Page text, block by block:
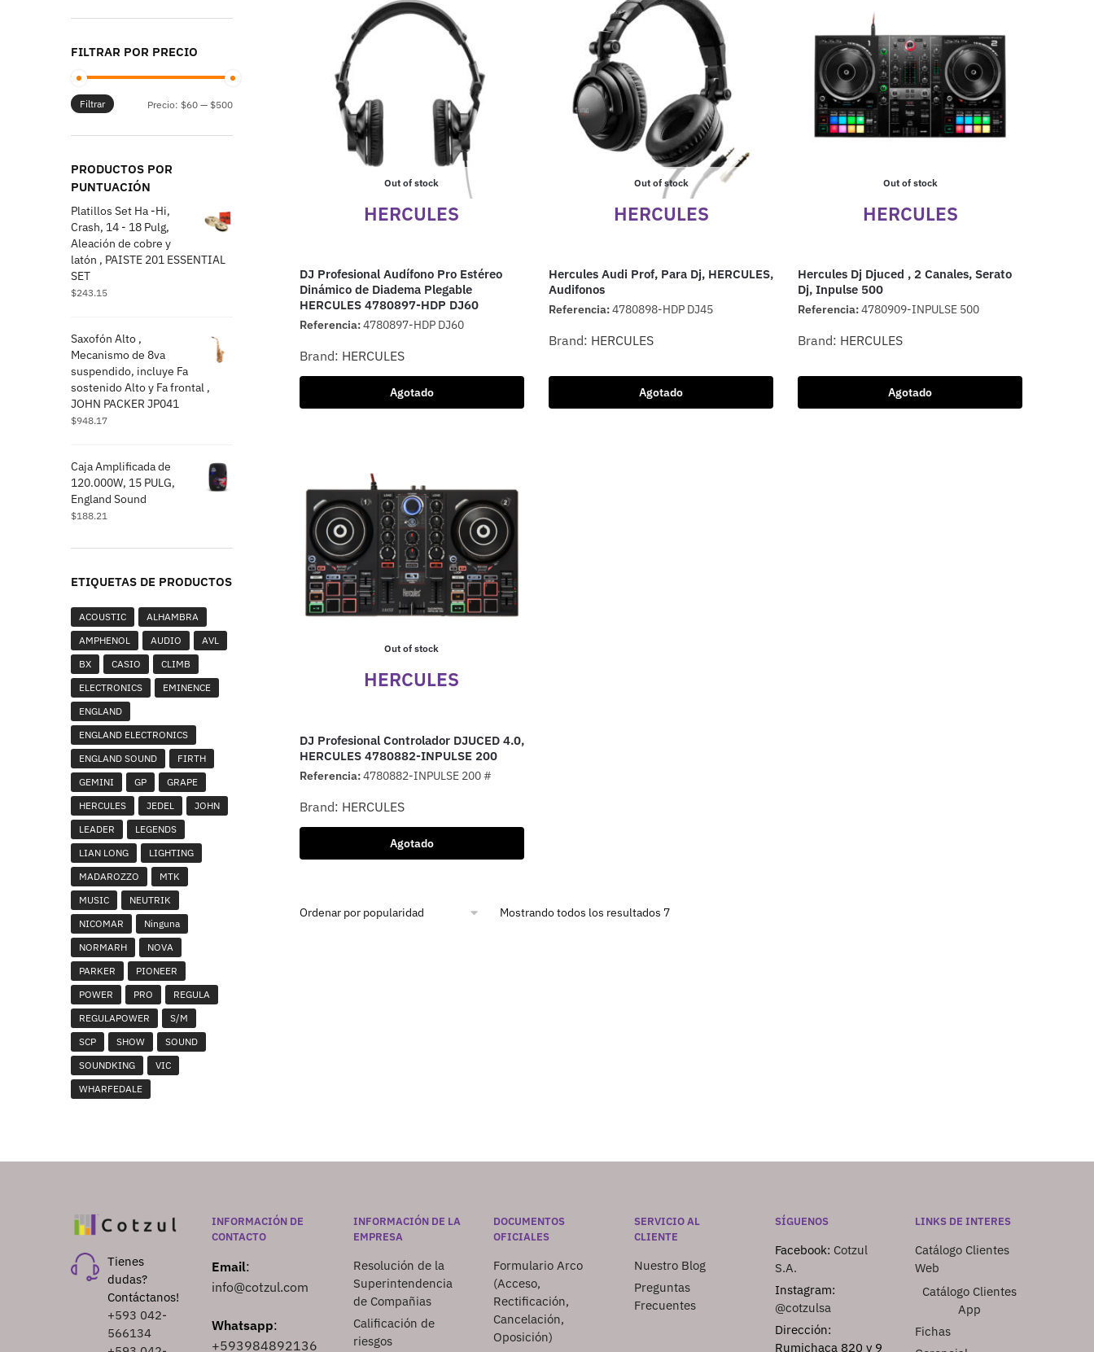
Out of stock
HERCULES
DJ Profesional Audífono Pro Estéreo
Dinámico de Diadema Plegable
HERCULES 4780897-HDP DJ60
Referencia:4780897-HDP DJ60
Brand: HERCULES
Agotado
Out of stock
HERCULES
Hercules Audi Prof, Para Dj, HERCULES,
Audifonos
Referencia:4780898-HDP DJ45
Brand: HERCULES
Agotado
Out of stock
HERCULES
Hercules Dj Djuced , 2 Canales, Serato
Dj, Inpulse 500
Referencia:4780909-INPULSE 500
Brand: HERCULES
Agotado
Out of stock
HERCULES
DJ Profesional Controlador DJUCED 4.0,
HERCULES 4780882-INPULSE 200
Referencia:4780882-INPULSE 200 #
Brand: HERCULES
Agotado
Mostrando todos los resultados 7
FILTRAR POR PRECIO
Filtrar Precio: $60— $500
PRODUCTOS POR
PUNTUACIÓN
Platillos Set Ha -Hi,
Crash, 14 - 18 Pulg,
Aleación de cobre y
latón , PAISTE 201 ESSENTIAL
SET
$243.15
Saxofón Alto ,
Mecanismo de 8va
suspendido, incluye Fa
sostenido Alto y Fa frontal ,
JOHN PACKER JP041
$948.17
Caja Amplificada de
120.000W, 15 PULG,
England Sound
$188.21
ETIQUETAS DE PRODUCTOS
ACOUSTIC
ALHAMBRA
AMPHENOL
AUDIO
AVL
BX
CASIO
CLIMB
ELECTRONICS
EMINENCE
ENGLAND
ENGLAND ELECTRONICS
ENGLAND SOUND
FIRTH
GEMINI
GP
GRAPE
HERCULES
JEDEL
JOHN
LEADER
LEGENDS
LIAN LONG
LIGHTING
MADAROZZO
MTK
MUSIC
NEUTRIK
NICOMAR
Ninguna
NORMARH
NOVA
PARKER
PIONEER
POWER
PRO
REGULA
REGULAPOWER
S/M
SCP
SHOW
SOUND
SOUNDKING
VIC
WHARFEDALE
Tienes
dudas?
Contáctanos!
+593 042-
566134
INFORMACIÓN DE
CONTACTO
Email:
info@cotzul.com
Whatsapp:
+593984892136
INFORMACIÓN DE LA
EMPRESA
Resolución de la
Superintendencia
de Compañias
Calificación de
riesgos
DOCUMENTOS
OFICIALES
Formulario Arco
(Acceso,
Rectificación,
Cancelación,
Oposición)
SERVICIO AL
CLIENTE
Nuestro Blog
Preguntas
Frecuentes
SÍGUENOS
Facebook: Cotzul
S.A.
Instagram:
@cotzulsa
Dirección:
Rumichaca 820 y 9
LINKS DE INTERES
Catálogo Clientes
Web
Catálogo Clientes
App
Fichas